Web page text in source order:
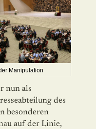
Manipulation
nun als
des
besonderen
auf der Linie,